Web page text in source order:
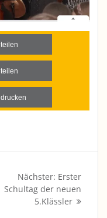
teilen
teilen
drucken
Nächster: Nächster
Beitrag:
Erster
Schultag der neuen
5.Klässler